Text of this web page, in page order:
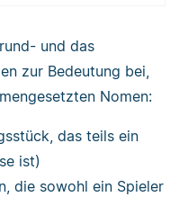
und das
zur Bedeutung bei,
Nomen:
das teils ein
ist)
die sowohl ein Spieler